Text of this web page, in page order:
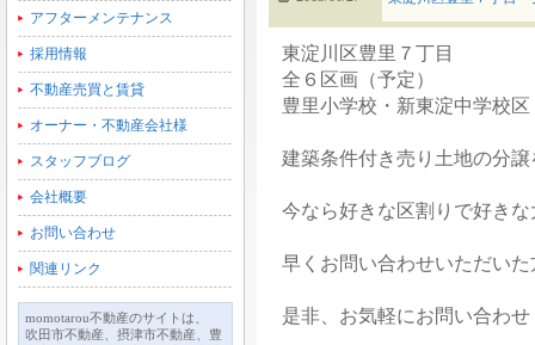
アフターメンテナンス
採用情報
不動産売買と賃貸
オーナー・不動産会社様
スタッフブログ
会社概要
お問い合わせ
関連リンク
momotarou不動産のサイトは、
吹田市不動産、摂津市不動産、豊
東淀川区豊里７丁目
全６区画（予定）
豊里小学校・新東淀中学校区
建築条件付き売り土地の分
今なら好きな区割りで好き
早くお問い合わせいただい
是非、お気軽にお問い合わ